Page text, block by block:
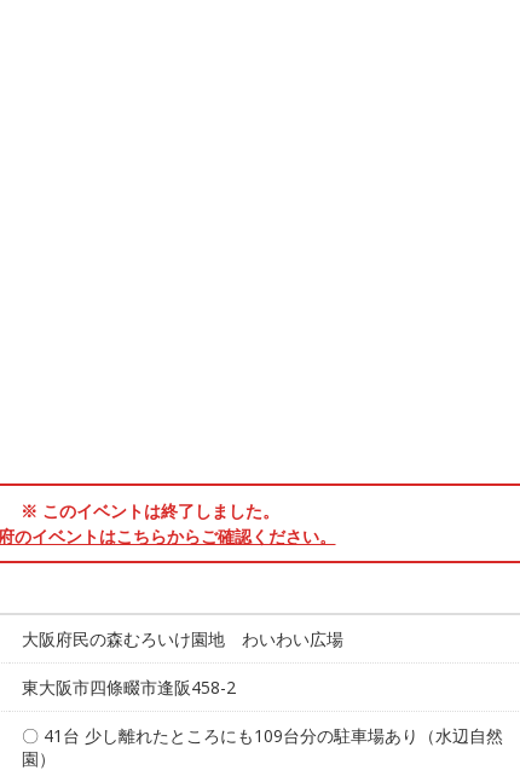
※ このイベントは終了しました。
のイベントはこちらからご確認ください。
大阪府民の森むろいけ園地 わいわい広場
東大阪市四條畷市逢阪458-2
〇 41台 少し離れたところにも109台分の駐車場あり（水辺自然
園）